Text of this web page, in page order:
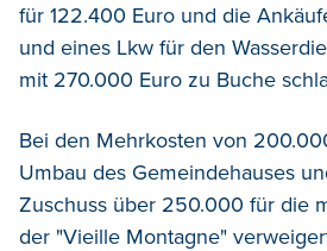
für 122.400 Euro und die
und eines Lkw für den
mit 270.000 Euro zu Buche
Bei den Mehrkosten von
Umbau des Gemeindehauses
Zuschuss über 250.000 für die
der "Vieille Montagne"